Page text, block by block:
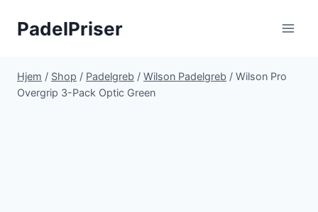
PadelPriser
Hjem / Shop / Padelgreb / Wilson Padelgreb / Wilson Pro
Overgrip 3-Pack Optic Green